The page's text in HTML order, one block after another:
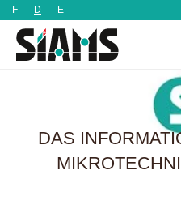
F D E
DAS
Cookie-Einstellungen